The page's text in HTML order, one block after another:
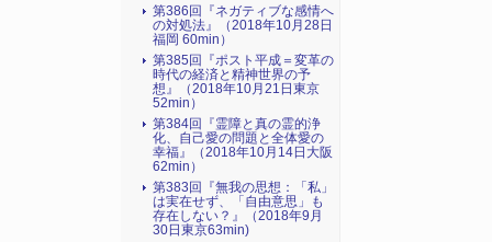
第386回『ネガティブな感情へ
の対処法』（2018年10月28日
福岡 60min）
第385回『ポスト平成＝変革の
時代の経済と精神世界の予
想』（2018年10月21日東京
52min）
第384回『霊障と真の霊的浄
化、自己愛の問題と全体愛の
幸福』（2018年10月14日大阪
62min）
第383回『無我の思想：「私」
は実在せず、「自由意思」も
存在しない？』（2018年9月
30日東京63min)